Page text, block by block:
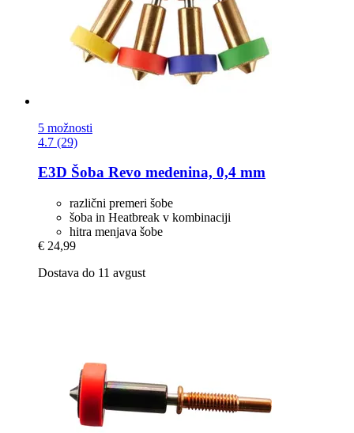
5 možnosti
4.7 (29)
E3D Šoba Revo medenina, 0,4 mm
različni premeri šobe
šoba in Heatbreak v kombinaciji
hitra menjava šobe
€ 24,99
Dostava do 11 avgust